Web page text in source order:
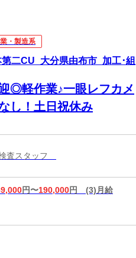
・製造系
二CU_大分県由布市_加工･組
◎軽作業♪一眼レフカメ
し！土日祝休み
査スタッフ
円〜190,000円
(3)月給